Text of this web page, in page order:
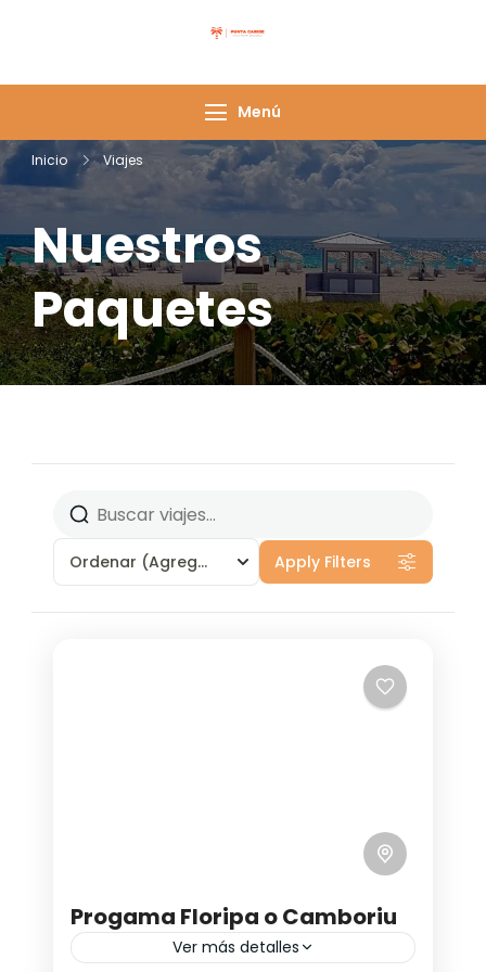
Menú
Inicio Viajes
Nuestros
Paquetes
Ordenar (Agregado recientemente) Apply Filters
Progama Floripa o Camboriu
Ver más detalles